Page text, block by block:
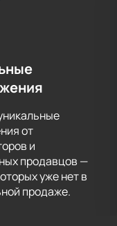
от
и
продавцов —
уже нет в
продаже.